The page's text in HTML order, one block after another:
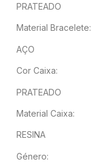
PRATEADO
Material Bracelete:
AÇO
Cor Caixa:
PRATEADO
Material Caixa:
RESINA
Género: